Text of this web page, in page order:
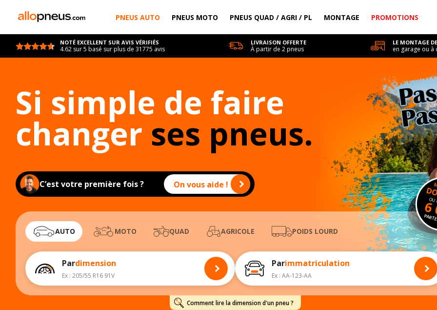
PNEUS AUTO PNEUS MOTO PNEUS QUAD / AGRI / PL MONTAGE PROMOTIONS
NOTÉ EXCELLENT SUR AVIS VÉRIFIÉS
4.62 sur 5 basé sur plus de 31775 avis
LIVRAISON OFFERTE
À partir de 2 pneus
LE MONTAGE
en garage ou à
Si simple de faire
changer ses pneus.
C’est votre première fois ? On vous aide !
6
AUTO MOTO QUAD AGRICOLE POIDS LOURD
Pardimension
Ex : 205/55 R16 91V
Parimmatriculation
Ex : AA-123-AA
Comment lire la dimension d'un pneu ?